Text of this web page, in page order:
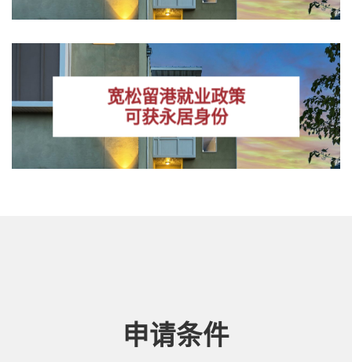
宽松留港就业政策
可获永居身份
申请条件